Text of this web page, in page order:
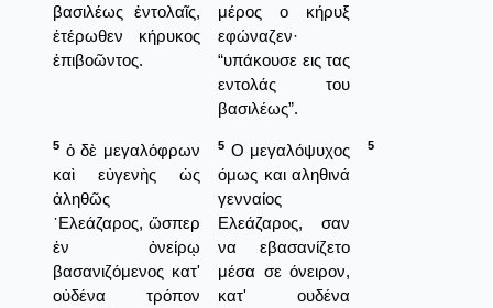
βασιλέως ἐντολαῖς,
ἑτέρωθεν κήρυκος
ἐπιβοῶντος.
μέρος ο κήρυξ
εφώναζεν·
“υπάκουσε εις τας
εντολάς του
βασιλέως”.
5 ὁ δὲ μεγαλόφρων
καὶ εὐγενὴς ὡς
ἀληθῶς
᾿Ελεάζαρος, ὥσπερ
ἐν ὀνείρῳ
βασανιζόμενος κατ'
οὐδένα τρόπον
5 Ο μεγαλόψυχος
όμως και αληθινά
γενναίος
Ελεάζαρος, σαν
να εβασανίζετο
μέσα σε όνειρον,
κατ' ουδένα
5